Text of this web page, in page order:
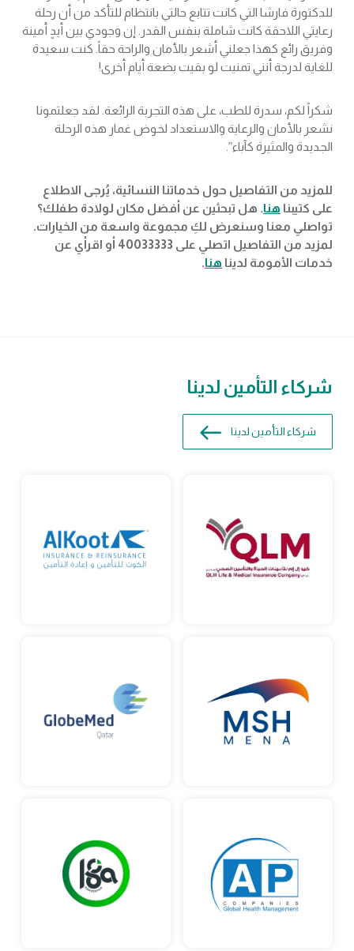
للدكتورة فارشا التي كانت تتابع حالتي بانتظام للتأكد من أن رحلة
رعايتي اللاحقة كانت شاملة بنفس القدر. إن وجودي بين أيدٍ أمينة
وفريق رائع كهذا جعلني أشعر بالأمان والراحة حقاً. كنت سعيدة
للغاية لدرجة أنني تمنيت لو بقيت بضعة أيام أخرى!
شكراً لكم، سدرة للطب، على هذه التجربة الرائعة. لقد جعلتمونا
نشعر بالأمان والرعاية والاستعداد لخوض غمار هذه الرحلة
الجديدة والمثيرة كآباء”.
للمزيد من التفاصيل حول خدماتنا النسائية، يُرجى الاطلاع
على كتيبنا هنا. هل تبحثين عن أفضل مكان لولادة طفلك؟
تواصلي معنا وسنعرض لكِ مجموعة واسعة من الخيارات.
لمزيد من التفاصيل اتصلي على 40033333 أو اقرأي عن
خدمات الأمومة لدينا هنا.
شركاء التأمين لدينا
شركاء التأمين لدينا